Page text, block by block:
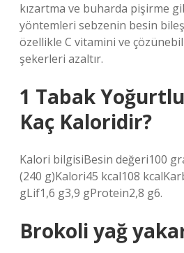
kızartma ve buharda pişirme
yöntemleri sebzenin besin
özellikle C vitamini ve
şekerleri azaltır.
1 Tabak
Kaç Kaloridir?
Kalori bilgisiBesin değeri100
(240 g)Kalori45 kcal108
gLif1,6 g3,9 gProtein2,8 g6.
Brokoli yağ